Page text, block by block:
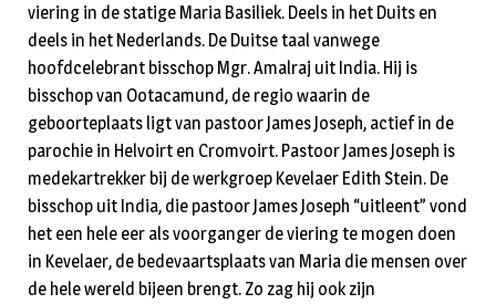
viering in de statige Maria Basiliek. Deels in het Duits en
deels in het Nederlands. De Duitse taal vanwege
hoofdcelebrant bisschop Mgr. Amalraj uit India. Hij is
bisschop van Ootacamund, de regio waarin de
geboorteplaats ligt van pastoor James Joseph, actief in de
parochie in Helvoirt en Cromvoirt. Pastoor James Joseph is
medekartrekker bij de werkgroep Kevelaer Edith Stein. De
bisschop uit India, die pastoor James Joseph “uitleent” vond
het een hele eer als voorganger de viering te mogen doen
in Kevelaer, de bedevaartsplaats van Maria die mensen over
de hele wereld bijeen brengt. Zo zag hij ook zijn